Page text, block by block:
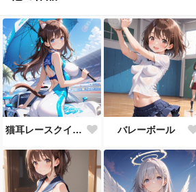
猫耳レースクイーン バレーボール